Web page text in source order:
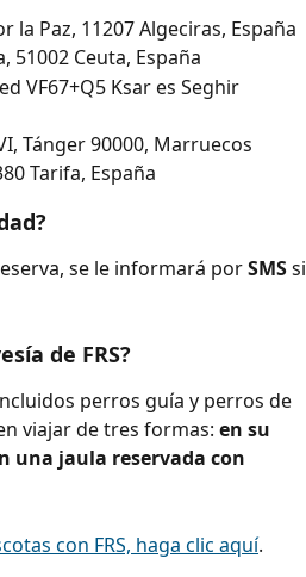
Paz, 11207 Algeciras, España
51002 Ceuta, España
VF67+Q5 Ksar es Seghir
Tánger 90000, Marruecos
Tarifa, España
se le informará por SMS si
de FRS?
perros guía y perros de
viajar de tres formas: en su
una jaula reservada con
con FRS, haga clic aquí.